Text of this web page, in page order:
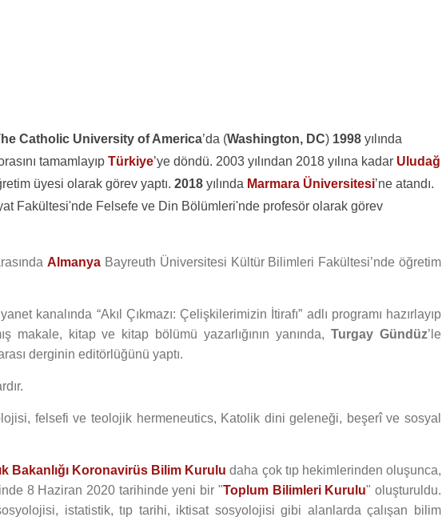
Catholic University of America’da (Washington, DC) 1998 yılında
tamamlayıp Türkiye’ye döndü. 2003 yılından 2018 yılına kadar Uludağ
üyesi olarak görev yaptı. 2018 yılında Marmara Üniversitesi’ne atandı.
Fakültesi'nde Felsefe ve Din Bölümleri'nde profesör olarak görev
Almanya Bayreuth Üniversitesi Kültür Bilimleri Fakültesi’nde öğretim
kanalında “Akıl Çıkmazı: Çelişkilerimizin İtirafı” adlı programı hazırlayıp
makale, kitap ve kitap bölümü yazarlığının yanında,Turgay Gündüz’le
derginin editörlüğünü yaptı.
felsefi ve teolojik hermeneutics, Katolik dini geleneği, beşerî ve sosyal
Bakanlığı Koronavirüs Bilim Kurulu daha çok tıp hekimlerinden oluşunca,
8 Haziran 2020 tarihinde yeni bir "Toplum Bilimleri Kurulu" oluşturuldu.
istatistik, tıp tarihi, iktisat sosyolojisi gibi alanlarda çalışan bilim